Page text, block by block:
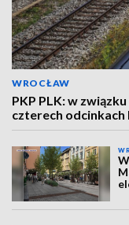
WROCŁAW
PKP PLK: w
czterech